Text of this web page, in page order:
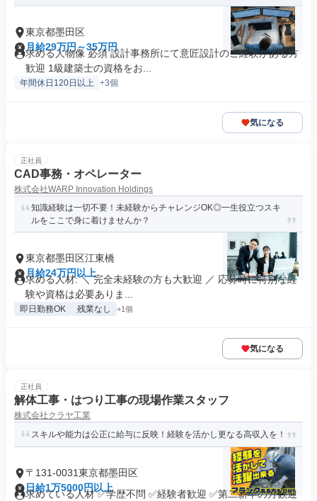
東京都墨田区
月給29万円～35万円
求める人物像 必須 設計事務所にて意匠設計のご経験がある方
歓迎 1級建築士の資格をお...
年間休日120日以上 +3個
気になる
正社員
CAD事務・オペレーター
株式会社WARP Innovation Holdings
知識経験は一切不要！未経験からチャレンジOK◎一生役立つスキ
ルをここで身に着けませんか？
東京都墨田区江東橋
月給24万円以上
求める人材: ＼ 完全未経験の方も大歓迎 ／ 応募時に特別な経
験や資格は必要ありま...
即日勤務OK 残業なし +1個
気になる
正社員
解体工事・はつり工事の現場作業スタッフ
株式会社クラヤ工業
スキルや能力は公正に給与に反映！経験を活かし更なる高収入を！
〒131-0031東京都墨田区
日給1万5000円以上
求めている人材 ✅学歴不問 ✅経験者歓迎 ✅第二新卒の方歓迎